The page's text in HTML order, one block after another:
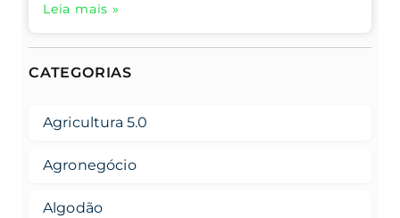
Leia mais »
CATEGORIAS
Agricultura 5.0
Agronegócio
Algodão